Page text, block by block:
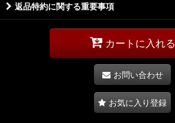
返品特約に関する重要事項
カートに入れる
お問い合わせ
お気に入り登録